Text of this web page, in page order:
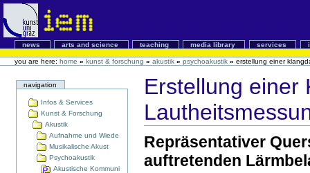
news arts and science teaching media library services
you are here: home » kunst & forschung » akustik » psychoakustik » erstellung einer
navigation
Infos & Services
Kunst & Forschung
Akustik
Aufnahme und Wiede
Musikalische Akust
Psychoakustik
Akustische Kommuni
Erstellung einer
Repräsentativer
auftretenden